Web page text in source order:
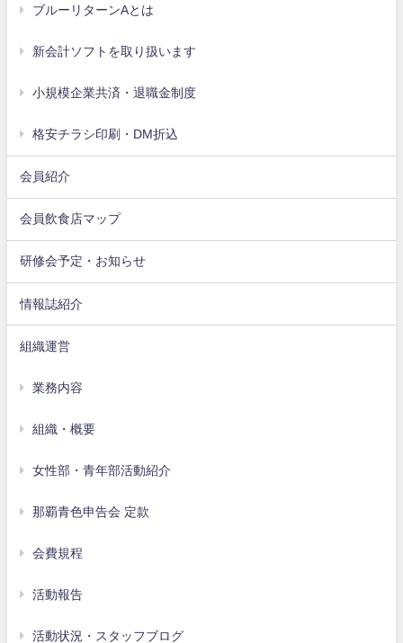
ブルーリターンAとは
新会計ソフトを取り扱います
小規模企業共済・退職金制度
格安チラシ印刷・DM折込
会員紹介
会員飲食店マップ
研修会予定・お知らせ
情報誌紹介
組織運営
業務内容
組織・概要
女性部・青年部活動紹介
那覇青色申告会 定款
会費規程
活動報告
活動状況・スタッフブログ